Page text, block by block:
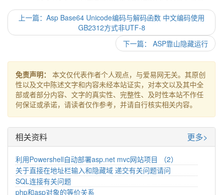
上一篇：Asp Base64 Unicode编码与解码函数 中文编码使用
GB2312方式非UTF-8
下一篇： ASP靠山隐藏运行
免责声明：
本文仅代表作者个人观点，与爱易网无关。其原创
性以及文中陈述文字和内容未经本站证实，对本文以及其中全
部或者部分内容、文字的真实性、完整性、及时性本站不作任
何保证或承诺，请读者仅作参考，并请自行核实相关内容。
相关资料 更多>
利用Powershell自动部署asp.net mvc网站项目 （2）
关于直接在地址栏输入和隐藏域 递交有关问题请问
SQL连接有关问题
php和asp对象的等价关系